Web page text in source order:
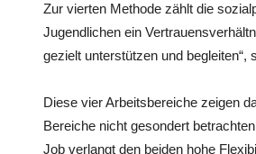
Zur vierten Methode zählt die
Jugendlichen ein
gezielt unterstützen und begleiten“,
Diese vier Arbeitsbereiche zeigen
Bereiche nicht gesondert
Job verlangt den beiden hohe